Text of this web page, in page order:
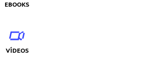
EBOOKS
VÍDEOS